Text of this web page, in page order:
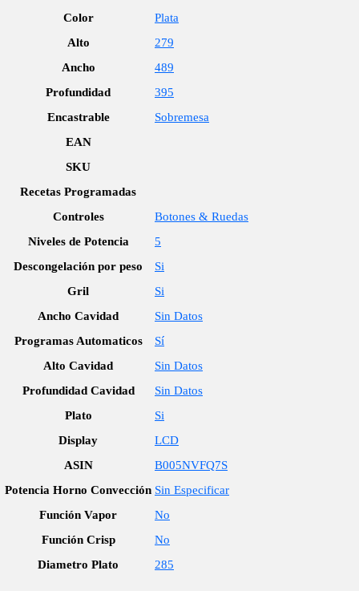
Color
Plata
Alto
279
Ancho
489
Profundidad
395
Encastrable
Sobremesa
EAN
SKU
Recetas Programadas
Controles
Botones & Ruedas
Niveles de Potencia
5
Descongelación por peso
Si
Gril
Si
Ancho Cavidad
Sin Datos
Programas Automaticos
Sí
Alto Cavidad
Sin Datos
Profundidad Cavidad
Sin Datos
Plato
Si
Display
LCD
ASIN
B005NVFQ7S
Potencia Horno Convección Sin Especificar
Función Vapor
No
Función Crisp
No
Diametro Plato
285